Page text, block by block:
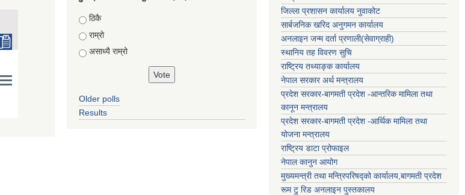
Choices
ठिकै
राम्रो
असाध्यै राम्रो
Older polls
Results
जिल्ला प्रशासन कार्यालय नुवाकोट
सार्बजनिक खरिद अनुगमन कार्यालय
अनलाइन जन्म दर्ता प्रणाली(सेवाग्राही)
स्थानिय तह विवरण सुचि
राष्ट्रिय तथ्याङ्क कार्यालय
नेपाल सरकार अर्थ मन्त्रालय
प्रदेश सरकार-बागमती प्रदेश -आन्तरिक मामिला तथा
कानून मन्त्रालय
प्रदेश सरकार-बागमती प्रदेश -आर्थिक मामिला तथा
योजना मन्त्रालय
राष्ट्रिय डाटा प्रोफाइल
नेपाल कानुन आयोग
मुख्यमन्त्री तथा मन्त्रिपरिषद्को कार्यालय,बागमती प्रदेश
रूम टु रिड अनलाइन पुस्तकालय